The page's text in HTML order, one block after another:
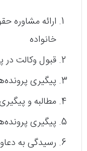
ارائه مشاوره
خانواده
قبول وکالت در
پیگیری
مطالبه و
پیگیری
رسیدگی به